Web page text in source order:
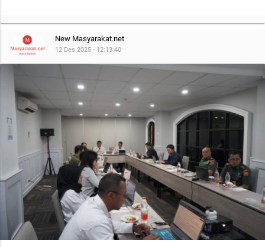
New Masyarakat.net
12 Des 2025 - 12:13:40